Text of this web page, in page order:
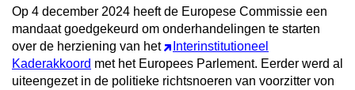
Op 4 december 2024 heeft de Europese Commissie een
mandaat goedgekeurd om onderhandelingen te starten
over de herziening van het
Interinstitutioneel
Kaderakkoord met het Europees Parlement. Eerder werd al
uiteengezet in de politieke richtsnoeren van voorzitter von